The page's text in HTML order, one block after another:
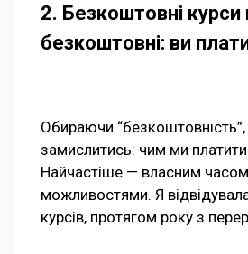
2. Безкоштовні курси
безкоштовні: ви
Обираючи “безкоштовність”,
замислитись: чим ми
Найчастіше — власним
можливостями. Я
курсів, протягом року з